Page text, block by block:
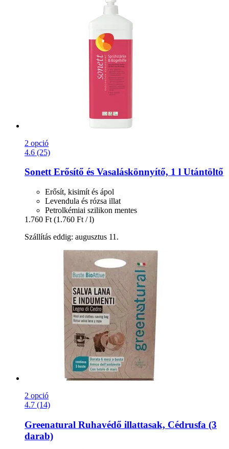
2 opció
4.6 (25)
SonettErősítő és Vasaláskönnyítő, 1 l Utántöltő
Erősít, kisimít és ápol
Levendula és rózsa illat
Petrolkémiai szilikon mentes
1.760 Ft (1.760 Ft / l)
Szállítás eddig: augusztus 11.
2 opció
4.7 (14)
Greenatural Ruhavédő illattasak, Cédrusfa (3
darab)